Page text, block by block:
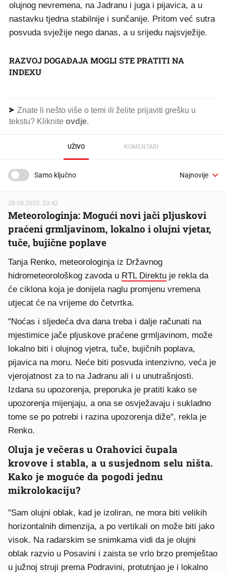
olujnog nevremena, na Jadranu i juga i pijavica, a u
nastavku tjedna stabilnije i sunčanije. Pritom već sutra
posvuda svježije nego danas, a u srijedu najsvježije.
RAZVOJ DOGAĐAJA MOGLI STE PRATITI NA
INDEXU
Znate li nešto više o temi ili želite prijaviti grešku u
tekstu? Kliknite ovdje.
UŽIVO KOMENTARI
Samo ključno
28.08.2023. 23:42
Meteorologinja: Mogući novi jači pljuskovi
praćeni grmljavinom, lokalno i olujni vjetar,
tuče, bujične poplave
Tanja Renko, meteorologinja iz Državnog
hidrometeorološkog zavoda u RTL Direktu je rekla da
će ciklona koja je donijela naglu promjenu vremena
utjecat će na vrijeme do četvrtka.
"Noćas i sljedeća dva dana treba i dalje računati na
mjestimice jače pljuskove praćene grmljavinom, može
lokalno biti i olujnog vjetra, tuče, bujičnih poplava,
pijavica na moru. Neće biti posvuda intenzivno, veća je
vjerojatnost za to na Jadranu ali i u unutrašnjosti.
Izdana su upozorenja, preporuka je pratiti kako se
upozorenja mijenjaju, a ona se osvježavaju i sukladno
tome se po potrebi i razina upozorenja diže", rekla je
Renko.
Oluja je večeras u Orahovici čupala
krovove i stabla, a u susjednom selu ništa.
Kako je moguće da pogodi jednu
mikrolokaciju?
"Sam olujni oblak, kad je izoliran, ne mora biti velikih
horizontalnih dimenzija, a po vertikali on može biti jako
visok. Na radarskim se snimkama vidi da je olujni
oblak razvio u Posavini i zaista se vrlo brzo premještao
u južnoj struji prema Podravini, protutnjao je i lokalno